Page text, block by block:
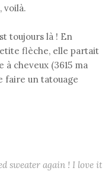
voilà.
toujours là ! En
flèche, elle partait
cheveux (3615 ma
faire un tatouage
sweater again ! I love it